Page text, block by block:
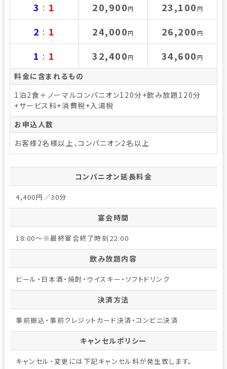
3 ： 1 20,900円 23,100円
2 ： 1 24,000円 26,200円
1 ： 1 32,400円 34,600円
料金に含まれるもの
1泊2食＋ノーマルコンパニオン120分+飲み放題120分
+サービス料+消費税+入湯税
お申込人数
お客様2名様以上、コンパニオン2名以上
コンパニオン延長料金
4,400円／30分
宴会時間
18:00～※最終宴会終了時刻22:00
飲み放題内容
ビール・日本酒・焼酎・ウイスキー・ソフトドリンク
決済方法
事前振込・事前クレジットカード決済・コンビニ決済
キャンセルポリシー
キャンセル・変更には下記キャンセル料が発生致します。